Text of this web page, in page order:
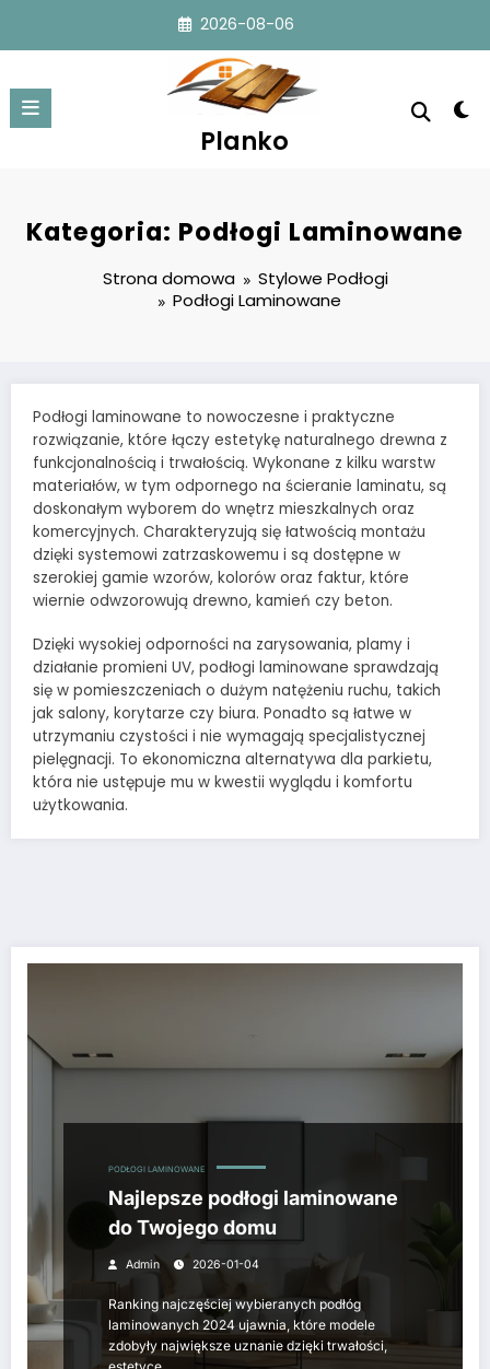
treści
2026-08-06
Planko
Kategoria: Podłogi Laminowane
Strona domowa
Stylowe Podłogi
Podłogi Laminowane
Podłogi laminowane to nowoczesne i praktyczne
rozwiązanie, które łączy estetykę naturalnego drewna z
funkcjonalnością i trwałością. Wykonane z kilku warstw
materiałów, w tym odpornego na ścieranie laminatu, są
doskonałym wyborem do wnętrz mieszkalnych oraz
komercyjnych. Charakteryzują się łatwością montażu
dzięki systemowi zatrzaskowemu i są dostępne w
szerokiej gamie wzorów, kolorów oraz faktur, które
wiernie odwzorowują drewno, kamień czy beton.
Dzięki wysokiej odporności na zarysowania, plamy i
działanie promieni UV, podłogi laminowane sprawdzają
się w pomieszczeniach o dużym natężeniu ruchu, takich
jak salony, korytarze czy biura. Ponadto są łatwe w
utrzymaniu czystości i nie wymagają specjalistycznej
pielęgnacji. To ekonomiczna alternatywa dla parkietu,
która nie ustępuje mu w kwestii wyglądu i komfortu
użytkowania.
PODŁOGI LAMINOWANE
Najlepsze podłogi laminowane
do Twojego domu
Admin 2026-01-04
Ranking najczęściej wybieranych podłóg
laminowanych 2024 ujawnia, które modele
zdobyły największe uznanie dzięki trwałości,